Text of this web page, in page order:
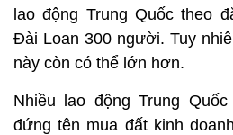
lao động Trung Quốc theo
Đài Loan 300 người. Tuy
này còn có thể lớn hơn.
Nhiều lao động Trung
đứng tên mua đất kinh